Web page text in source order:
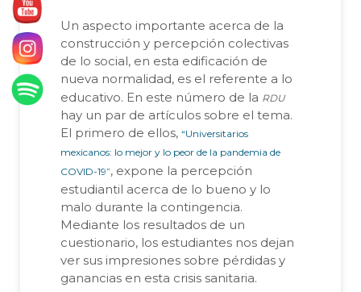
Un aspecto importante acerca de la
construcción y percepción colectivas
de lo social, en esta edificación de
nueva normalidad, es el referente a lo
educativo. En este número de la rdu
hay un par de artículos sobre el tema.
El primero de ellos, “Universitarios
mexicanos: lo mejor y lo peor de la pandemia de
covid-19”, expone la percepción
estudiantil acerca de lo bueno y lo
malo durante la contingencia.
Mediante los resultados de un
cuestionario, los estudiantes nos dejan
ver sus impresiones sobre pérdidas y
ganancias en esta crisis sanitaria.